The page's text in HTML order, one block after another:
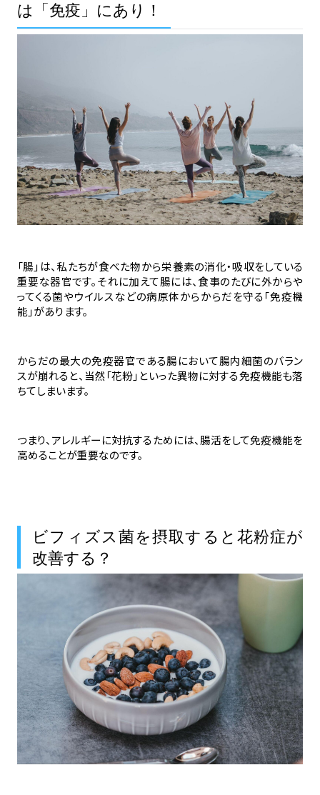
は「免疫」にあり！
「腸」は、私たちが食べた物から栄養素の消化・吸収をしている
重要な器官です。それに加えて腸には、食事のたびに外からや
ってくる菌やウイルスなどの病原体からからだを守る「免疫機
能」があります。
からだの最大の免疫器官である腸において腸内細菌のバラン
スが崩れると、当然「花粉」といった異物に対する免疫機能も落
ちてしまいます。
つまり、アレルギーに対抗するためには、腸活をして免疫機能を
高めることが重要なのです。
ビフィズス菌を摂取すると花粉症が
改善する？